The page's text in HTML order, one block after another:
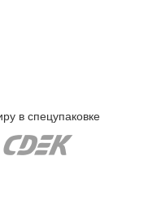
в спецупаковке